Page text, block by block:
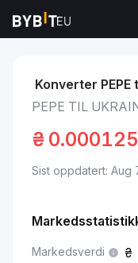
Markeder
Konverter PEPE
PEPE TIL
₴
Sist oppdatert:
Markedsverdi